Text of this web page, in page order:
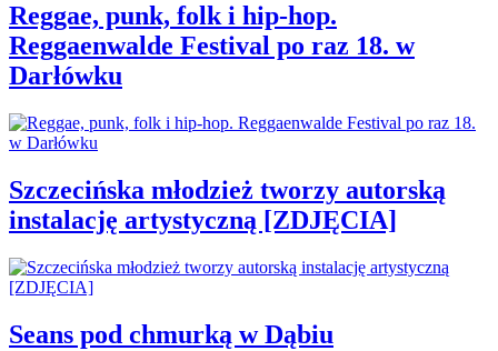
Reggae, punk, folk i hip-hop.
Reggaenwalde Festival po raz 18. w
Darłówku
Szczecińska młodzież tworzy autorską
instalację artystyczną [ZDJĘCIA]
Seans pod chmurką w Dąbiu